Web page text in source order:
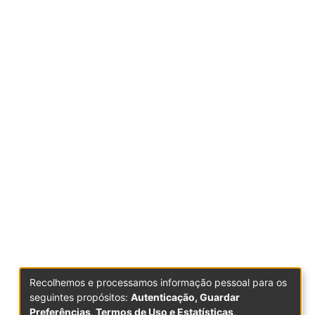
Recolhemos e processamos informação pessoal para os
seguintes propósitos: Autenticação, Guardar
Preferências, Termos de Uso e Estatísticas.